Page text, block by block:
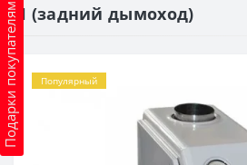
Подарки покупателямН (задний дымоход)
Популярный